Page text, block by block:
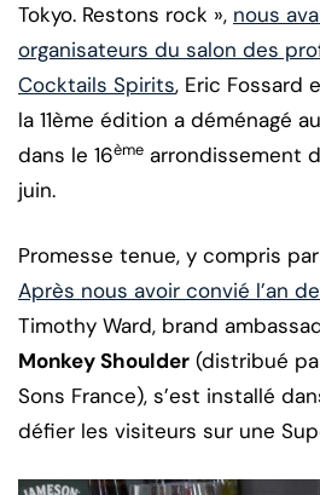
Tokyo. Restons rock », nous
organisateurs du salon des
Cocktails Spirits, Eric Fossard
la 11ème édition a déménagé
dans le 16ème arrondissement
juin.
Promesse tenue, y compris
Après nous avoir convié l’an
Timothy Ward, brand
Monkey Shoulder (distribué
Sons France), s’est installé
défier les visiteurs sur une